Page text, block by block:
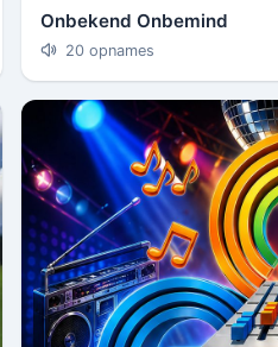
Onbekend Onbemind
20 opnames